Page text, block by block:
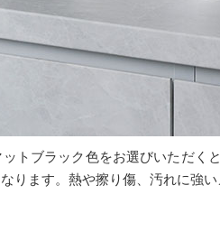
トブラック色をお選びいただ
ります。熱や擦り傷、汚れに強い